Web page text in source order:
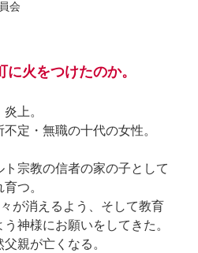
会
火をつけたのか。
上。
定・無職の十代の女性。
宗教の信者の家の子として
つ。
が消えるよう、そして教育
神様にお願いをしてきた。
親が亡くなる。